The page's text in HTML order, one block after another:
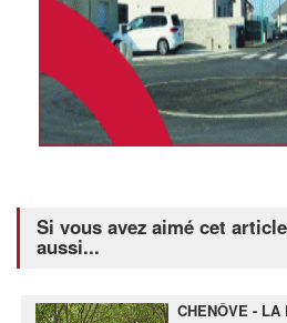
Si vous avez aimé cet
aussi...
CHENÔVE - LA